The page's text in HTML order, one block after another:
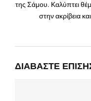
της Σάμου. Καλύπτει
στην ακρίβεια
ΔΙΑΒΆΣΤΕ